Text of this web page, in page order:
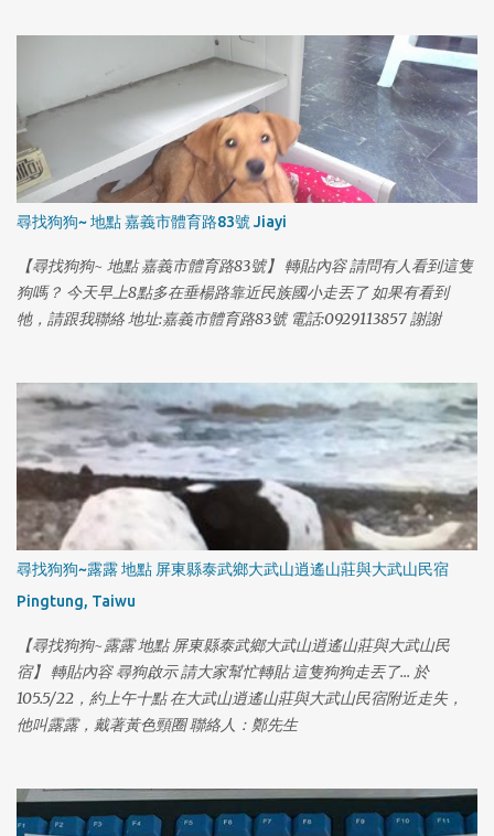
1
尋找狗狗~ 地點 嘉義市體育路83號 Jiayi
【尋找狗狗~ 地點 嘉義市體育路83號】 轉貼內容 請問有人看到這隻
狗嗎？ 今天早上8點多在垂楊路靠近民族國小走丟了 如果有看到
牠，請跟我聯絡 地址:嘉義市體育路83號 電話:0929113857 謝謝
尋找狗狗~露露 地點 屏東縣泰武鄉大武山逍遙山莊與大武山民宿
Pingtung, Taiwu
【尋找狗狗~露露 地點 屏東縣泰武鄉大武山逍遙山莊與大武山民
宿】 轉貼內容 尋狗啟示 請大家幫忙轉貼 這隻狗狗走丟了... 於
105.5/22，約上午十點 在大武山逍遙山莊與大武山民宿附近走失，
他叫露露，戴著黃色頸圈 聯絡人：鄭先生